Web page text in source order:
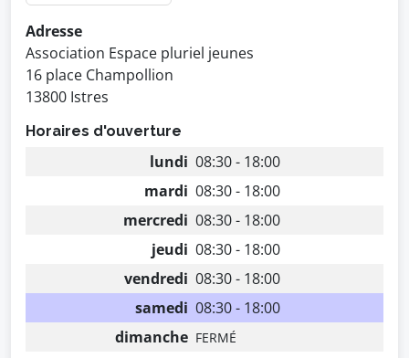
Adresse
Association Espace pluriel jeunes
16 place Champollion
13800 Istres
Horaires d'ouverture
lundi 08:30 - 18:00
mardi 08:30 - 18:00
mercredi 08:30 - 18:00
jeudi 08:30 - 18:00
vendredi 08:30 - 18:00
samedi 08:30 - 18:00
dimanche FERMÉ